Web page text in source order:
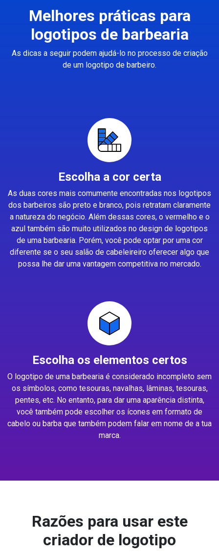
Melhores práticas para
logotipos de barbearia
As dicas a seguir podem ajudá-lo no processo de criação
de um logotipo de barbeiro.
Escolha a cor certa
As duas cores mais comumente encontradas nos logotipos
dos barbeiros são preto e branco, pois retratam claramente
a natureza do negócio. Além dessas cores, o vermelho e o
azul também são muito utilizados no design de logotipos
de uma barbearia. Porém, você pode optar por uma cor
diferente se o seu salão de cabeleireiro oferecer algo que
possa lhe dar uma vantagem competitiva no mercado.
Escolha os elementos certos
O logotipo de uma barbearia é considerado incompleto sem
os símbolos, como tesouras, navalhas, lâminas, tesouras,
pentes, etc. No entanto, para dar uma aparência distinta,
você também pode escolher os ícones em formato de
cabelo ou barba que também podem falar em nome de a tua
marca.
Razões para usar este
criador de logotipo